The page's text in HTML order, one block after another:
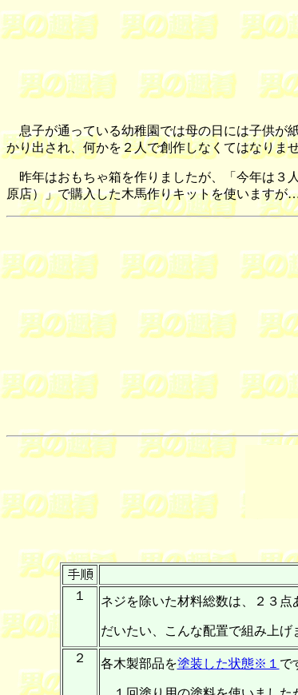
息子が通っている幼稚園では母の日には子供が
かり出され、何かを２人で創作しなくてはなりま
昨年はおもちゃ箱を作りましたが、「今年は３
原店）」で購入した木馬作りキットを使いますが
１
ネジを除いた材料総数は、２３点
だいたい、こんな配置で組み上げ
２
各木製部品を塗装した状態※１ で